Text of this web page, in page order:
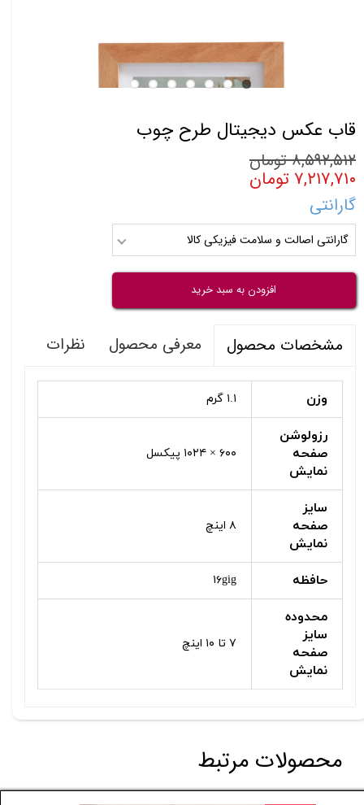
قاب عکس دیجیتال طرح چوب
۸,۵۹۲,۵۱۲ تومان
۷,۲۱۷,۷۱۰ تومان
گارانتی
گارانتی اصالت و سلامت فیزیکی کالا
افزودن به سبد خرید
مشخصات محصول معرفی محصول نظرات
وزن ۱.۱ گرم
رزولوشن
صفحه
نمایش
۶۰۰ × ۱۰۲۴ پیکسل
سایز
صفحه
نمایش
۸ اینچ
حافظه ۱۶gig
محدوده
سایز
صفحه
نمایش
۷ تا ۱۰ اینچ
محصولات مرتبط